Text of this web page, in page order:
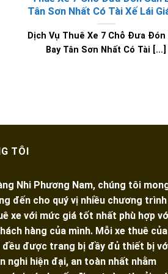
Tân Sơn Nhất Có Tài Xế Lái
Dịch Vụ Thuê Xe 7 Chỗ Đưa Đón
Bay Tân Sơn Nhất Có Tài [...]
TÔI
Nhi Phương Nam, chúng tôi
đến cho quý vị nhiều chương trình
xe với mức giá tốt nhất phù hợp
hàng của mình. Mỗi xe thuê của
đều được trang bị đầy đủ thiết bị
nghi hiện đại, an toàn nhất nhằm